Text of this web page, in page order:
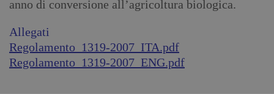
anno di conversione all’agricoltura biologica.
Allegati
Regolamento_1319-2007_ITA.pdf
Regolamento_1319-2007_ENG.pdf